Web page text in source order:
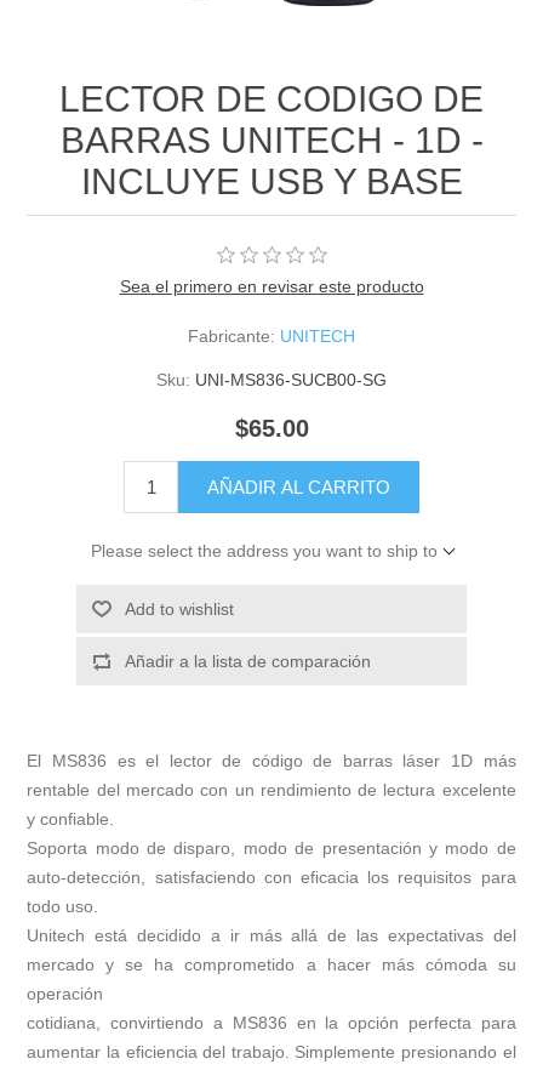
LECTOR DE CODIGO DE
BARRAS UNITECH - 1D -
INCLUYE USB Y BASE
Sea el primero en revisar este producto
Fabricante: UNITECH
Sku: UNI-MS836-SUCB00-SG
$65.00
AÑADIR AL CARRITO
Please select the address you want to ship to
Add to wishlist
Añadir a la lista de comparación
El MS836 es el lector de código de barras láser 1D más
rentable del mercado con un rendimiento de lectura excelente
y confiable.
Soporta modo de disparo, modo de presentación y modo de
auto-detección, satisfaciendo con eficacia los requisitos para
todo uso.
Unitech está decidido a ir más allá de las expectativas del
mercado y se ha comprometido a hacer más cómoda su
operación
cotidiana, convirtiendo a MS836 en la opción perfecta para
aumentar la eficiencia del trabajo. Simplemente presionando el